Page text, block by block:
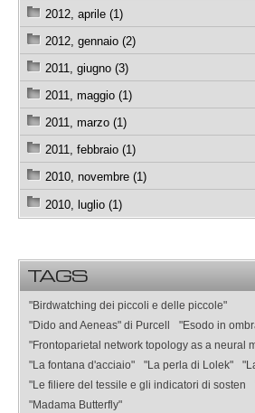
2012, aprile (1)
2012, gennaio (2)
2011, giugno (3)
2011, maggio (1)
2011, marzo (1)
2011, febbraio (1)
2010, novembre (1)
2010, luglio (1)
TAGS
"Birdwatching dei piccoli e delle piccole"
"Dido and Aeneas" di Purcell
"Esodo in
"Frontoparietal network topology as a neural
"La fontana d'acciaio"
"La perla di Lolek"
"Le filiere del tessile e gli indicatori di sosten
"Madama Butterfly"